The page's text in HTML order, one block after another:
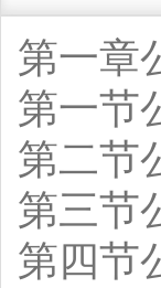
第一章
第一节
第二节
第三节
第四节